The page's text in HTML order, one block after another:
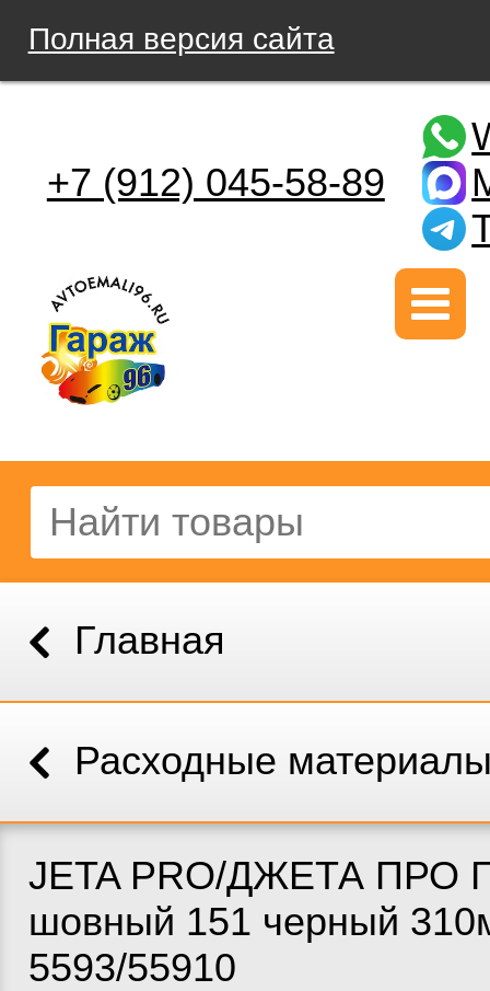
Полная версия сайта
+7 (912) 045-58-89
Главная
Расходные
JETA PRO/ДЖЕТА ПРО
шовный 151 черный
5593/55910